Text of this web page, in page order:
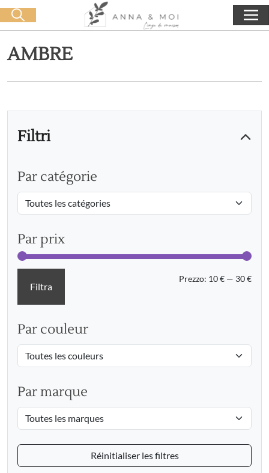
Consegna gratuita a partire da 60€ di acquisto 0,00€
AMBRE
Filtri
Par catégorie
Par prix
Filtra
Prezzo: 10 € — 30 €
Par couleur
Par marque
Réinitialiser les filtres